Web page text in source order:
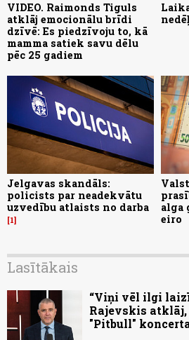
VIDEO. Raimonds Tiguls
atklāj emocionālu brīdi
dzīvē: Es piedzīvoju to, kā
mamma satiek savu dēlu
pēc 25 gadiem
Jelgavas skandāls:
policists par neadekvātu
uzvedību atlaists no darba
1
alga
eiro
Lasītākais
“Viņi vēl ilgi
Rajevskis
"Pitbull"